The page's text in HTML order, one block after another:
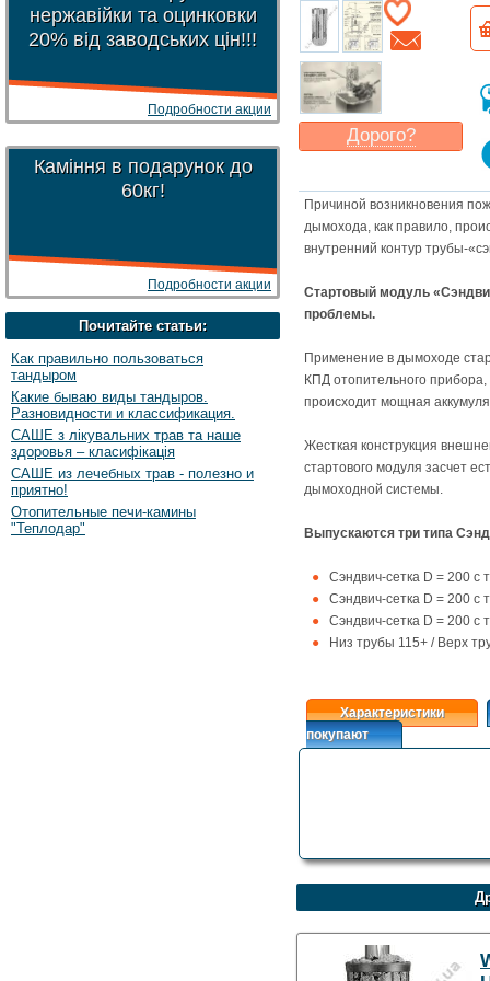
нержавійки та оцинковки
20% від заводських цін!!!
Подробности акции
Каміння в подарунок до
60кг!
Подробности акции
Почитайте статьи:
Как правильно пользоваться
тандыром
Какие бываю виды тандыров.
Разновидности и классификация.
САШЕ з лікувальних трав та наше
здоровья – класифікація
САШЕ из лечебных трав - полезно и
приятно!
Отопительные печи-камины
"Теплодар"
Дорого?
Причиной возникновения
дымохода, как правило,
внутренний контур трубы-
Стартовый модуль
проблемы.
Применение в дымоходе
КПД отопительного
происходит мощная
Жесткая конструкция
стартового модуля засчет
дымоходной системы.
Выпускаются три типа
Сэндвич-сетка D = 200 с
Сэндвич-сетка D = 200 с
Сэндвич-сетка D = 200 с
Низ трубы 115+ / Верх
Характеристики
покупают